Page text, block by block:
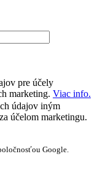
pre účely
marketing. Viac info.
údajov iným
účelom marketingu.
Google.